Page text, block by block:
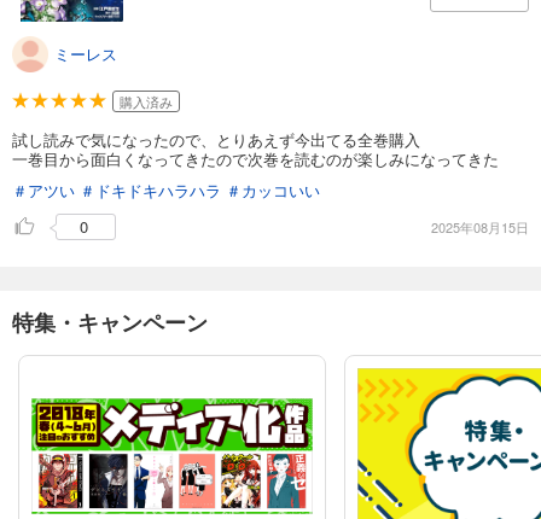
ミーレス
購入済み
試し読みで気になったので、とりあえず今出てる全巻購入
一巻目から面白くなってきたので次巻を読むのが楽しみになってきた
＃アツい ＃ドキドキハラハラ ＃カッコいい
0
2025年08月15日
特集・キャンペーン